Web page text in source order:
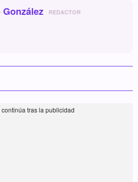
REDACTOR